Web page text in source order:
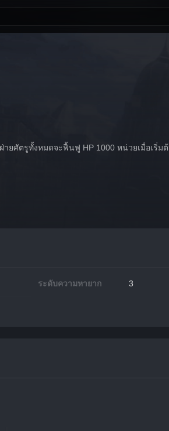
ยศัตรูทั้งหมดจะฟื้นฟู HP 1000 หน่วยเมื่อเริ่ม
ระดับความหายาก 3